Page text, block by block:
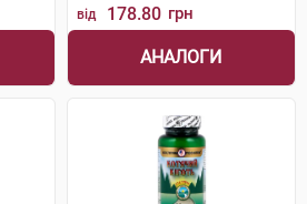
від 178.80 грн
АНАЛОГИ